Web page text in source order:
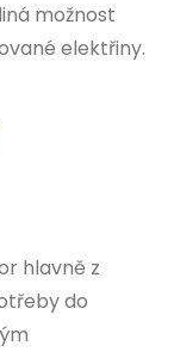
možnost
elektřiny.
hlavně z
do